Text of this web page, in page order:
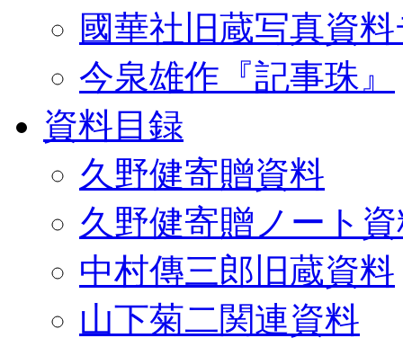
國華社旧蔵写真資
今泉雄作『記事珠』
資料目録
久野健寄贈資料
久野健寄贈ノート
中村傳三郎旧蔵資料
山下菊二関連資料